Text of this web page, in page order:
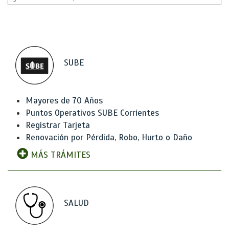
SUBE
Mayores de 70 Años
Puntos Operativos SUBE Corrientes
Registrar Tarjeta
Renovación por Pérdida, Robo, Hurto o Daño
MÁS TRÁMITES
SALUD